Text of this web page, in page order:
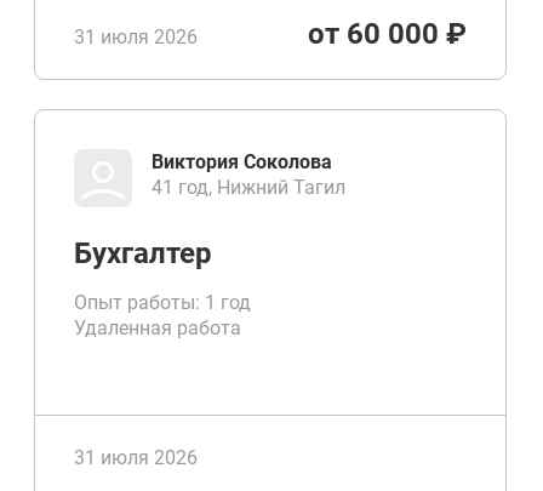
31 июля 2026 от 60 000 ₽
Виктория Соколова
41 год, Нижний Тагил
Бухгалтер
Опыт работы: 1 год
Удаленная работа
31 июля 2026